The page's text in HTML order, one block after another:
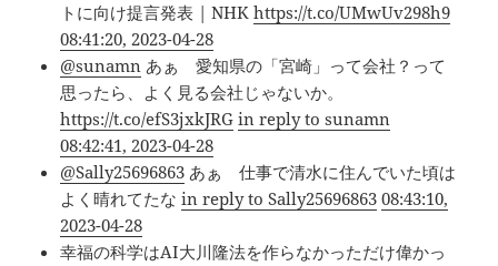
トに向け提言発表 | NHKhttps://t.co/UMwUv298h9
08:41:20, 2023-04-28
@sunamn あぁ 愛知県の「宮崎」って会社？って
思ったら、よく見る会社じゃないか。
https://t.co/efS3jxkJRG in reply to sunamn
08:42:41, 2023-04-28
@Sally25696863 あぁ 仕事で清水に住んでいた頃は
よく晴れてたなin reply to Sally25696863 08:43:10,
2023-04-28
幸福の科学はAI大川隆法を作らなかっただけ偉かっ